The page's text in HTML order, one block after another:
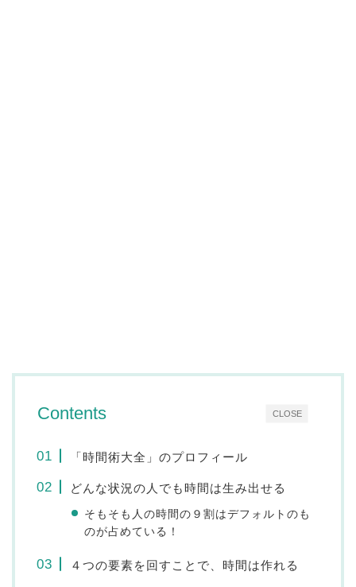
CLOSE
Contents
「時間術大全」のプロフィール
どんな状況の人でも時間は生み出せる
そもそも人の時間の９割はデフォルトのも
のが占めている！
４つの要素を回すことで、時間は作れる